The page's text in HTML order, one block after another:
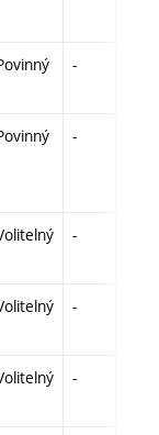
-
-
-
-
-